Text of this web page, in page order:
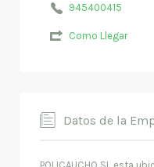
945400415
Como Llegar
Datos de la